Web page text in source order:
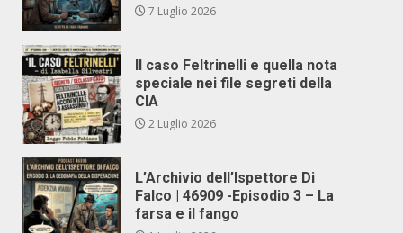
7 Luglio 2026
Il caso Feltrinelli e quella nota
speciale nei file segreti della
CIA
2 Luglio 2026
L’Archivio dell’Ispettore Di
Falco | 46909 -Episodio 3 – La
farsa e il fango